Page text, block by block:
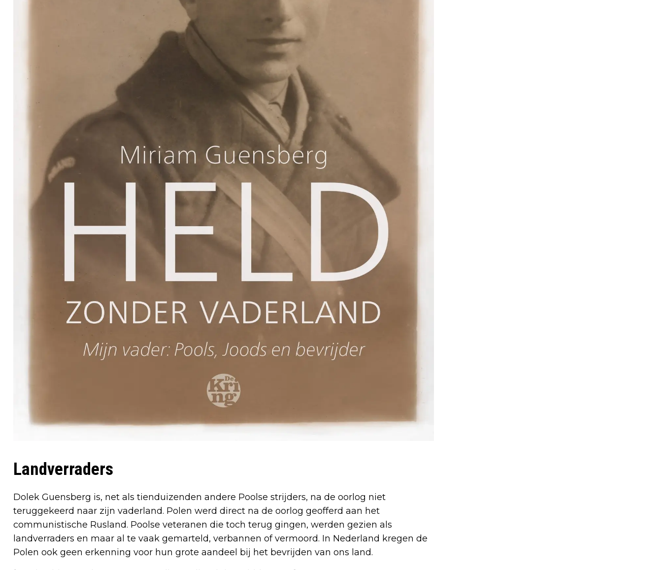
Landverraders
Dolek Guensberg is, net als tienduizenden andere Poolse strijders, na de oorlog niet
teruggekeerd naar zijn vaderland. Polen werd direct na de oorlog geofferd aan het
communistische Rusland. Poolse veteranen die toch terug gingen, werden gezien als
landverraders en maar al te vaak gemarteld, verbannen of vermoord. In Nederland kregen de
Polen ook geen erkenning voor hun grote aandeel bij het bevrijden van ons land.